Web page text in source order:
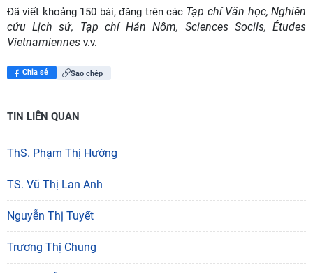
Đã viết khoảng 150 bài, đăng trên các Tạp chí Văn học, Nghiên
cứu Lịch sử, Tạp chí Hán Nôm, Sciences Socils, Études
Vietnamiennes v.v.
Chia sẻ Sao chép
TIN LIÊN QUAN
ThS. Phạm Thị Hường
TS. Vũ Thị Lan Anh
Nguyễn Thị Tuyết
Trương Thị Chung
"Đồng bằng sông Mê Kông trong tiến trình phát triển